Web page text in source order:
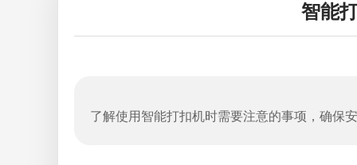
智能
了解使用智能打扣机时需要注意的事项，确保